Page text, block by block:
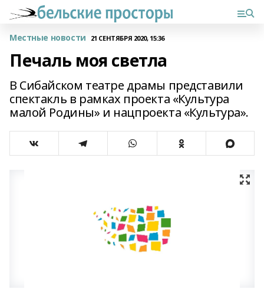
Местные новости 21 СЕНТЯБРЯ 2020, 15:36
Печаль моя светла
В Сибайском театре драмы представили
спектакль в рамках проекта «Культура
малой Родины» и нацпроекта «Культура».